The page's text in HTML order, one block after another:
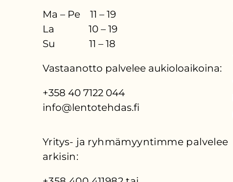
Ma – Pe 11 – 19
La 10 – 19
Su 11 – 18
Vastaanotto palvelee aukioloaikoina:
+358 40 7122 044
info@lentotehdas.fi
Yritys- ja ryhmämyyntimme palvelee
arkisin: